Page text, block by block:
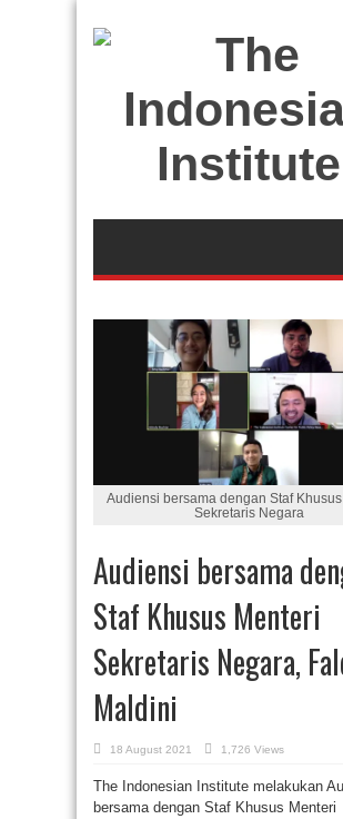
Audiensi bersama dengan Staf
Sekretaris Negara
Audiensi bersama
Staf Khusus Menteri
Sekretaris Negara,
Maldini
18 August 2021 1,726 Views
The Indonesian Institute melakukan
bersama dengan Staf Khusus Menteri